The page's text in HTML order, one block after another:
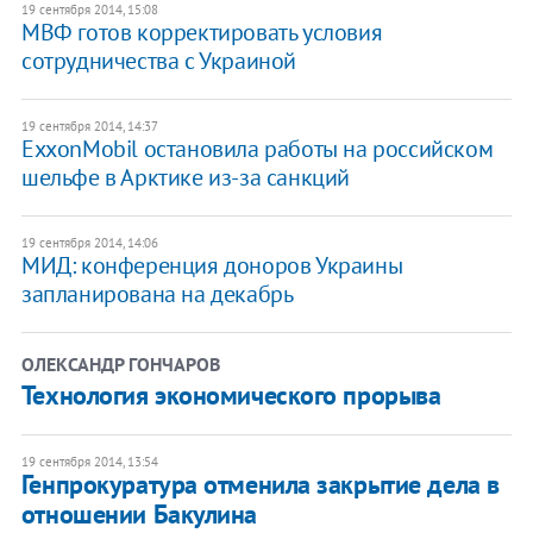
19 сентября 2014, 15:08
МВФ готов корректировать условия
сотрудничества с Украиной
19 сентября 2014, 14:37
ExxonMobil остановила работы на российском
шельфе в Арктике из-за санкций
19 сентября 2014, 14:06
МИД: конференция доноров Украины
запланирована на декабрь
ОЛЕКСАНДР ГОНЧАРОВ
Технология экономического прорыва
19 сентября 2014, 13:54
Генпрокуратура отменила закрытие дела в
отношении Бакулина